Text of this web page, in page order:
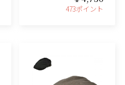
473ポイント